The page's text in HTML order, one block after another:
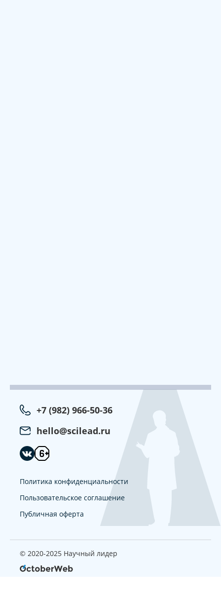
+7 (982) 966-50-36
hello@scilead.ru
Политика конфиденциальности
Пользовательское соглашение
Публичная оферта
© 2020-2025 Научный лидер